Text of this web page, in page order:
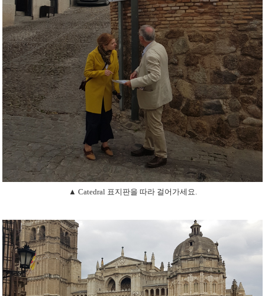
▲ Catedral 표지판을 따라 걸어가세요.